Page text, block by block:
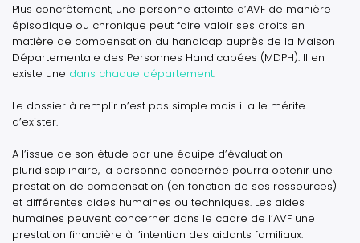
Plus concrètement, une personne atteinte d’AVF de manière
épisodique ou chronique peut faire valoir ses droits en
matière de compensation du handicap auprès de la Maison
Départementale des Personnes Handicapées (MDPH). Il en
existe une dans chaque département.
Le dossier à remplir n’est pas simple mais il a le mérite
d’exister.
A l’issue de son étude par une équipe d’évaluation
pluridisciplinaire, la personne concernée pourra obtenir une
prestation de compensation (en fonction de ses ressources)
et différentes aides humaines ou techniques. Les aides
humaines peuvent concerner dans le cadre de l’AVF une
prestation financière à l’intention des aidants familiaux.